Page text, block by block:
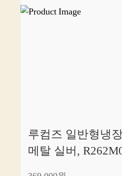
루컴즈 일반형냉
메탈 실버,